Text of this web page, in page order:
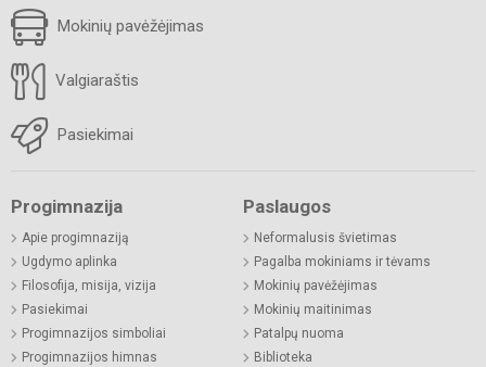
Mokinių pavėžėjimas
Valgiaraštis
Pasiekimai
Progimnazija
Apie progimnaziją
Ugdymo aplinka
Filosofija, misija, vizija
Pasiekimai
Progimnazijos simboliai
Progimnazijos himnas
Paslaugos
Neformalusis švietimas
Pagalba mokiniams ir tėvams
Mokinių pavėžėjimas
Mokinių maitinimas
Patalpų nuoma
Biblioteka